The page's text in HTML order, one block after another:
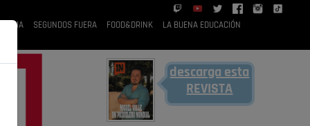
RUBIA SEGUNDOS FUERA FOOD&DRINK
LA BUENA EDUCACIÓN
descarga esta
REVISTA